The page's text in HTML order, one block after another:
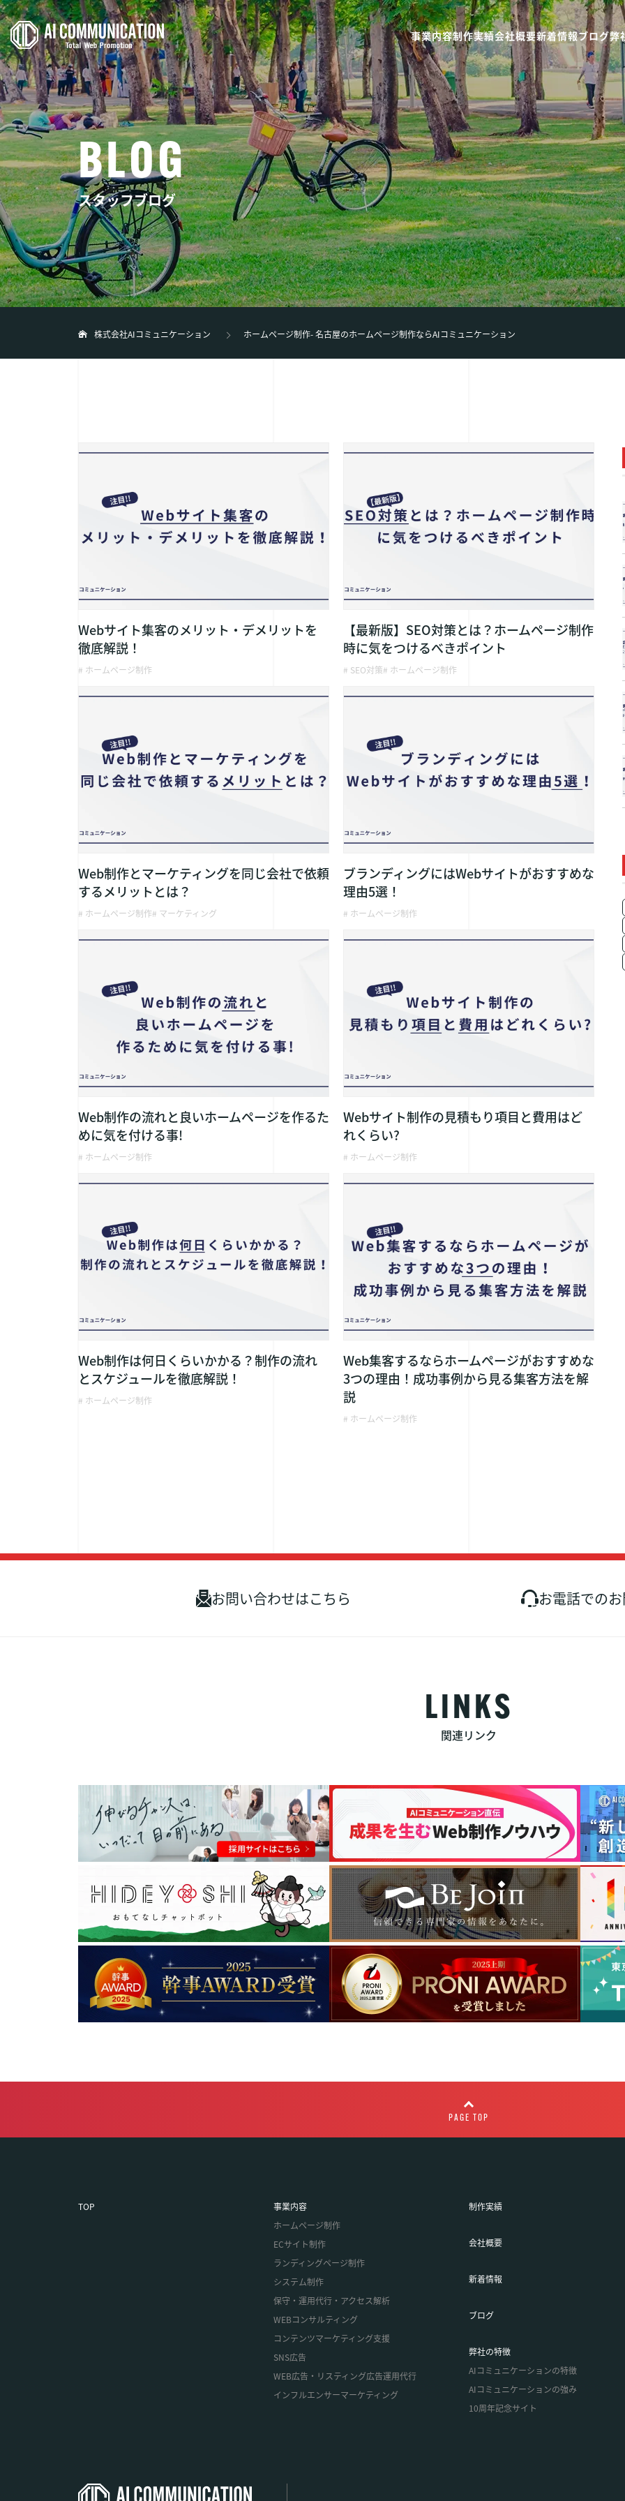
事業内容
ホームページ制作
ECサイト制作
ランディングページ制作
システム制作
保守・運用代行・アクセス解析
WEBコンサルティング
コンテンツマーケティング
SNS広告
WEB広告・リスティング
インフルエンサーマーケ
制作実績会社概要新着情報ブログ弊
AIコミュニケーションの特徴 AIコミュニケーションの強み
TOP
事業内容
ECサイト制作
ランディングページ制作
制作実績
会社概要
新着情報
ブログ
仕事について
エントリー
BLOG
スタッフブログ
株式会社AIコミュニケーション ホームページ制作- 名古屋のホームページ制作ならAIコミュニケーション
Webサイト集客のメリット・デメリットを
徹底解説！
# ホームページ制作
【最新版】SEO対策とは？ホームページ制作
時に気をつけるべきポイント
# SEO対策# ホームページ制作
Web制作とマーケティングを同じ会社で依頼
するメリットとは？
# ホームページ制作# マーケティング
ブランディングにはWebサイトがおすすめな
理由5選！
# ホームページ制作
Web制作の流れと良いホームページを作るた
めに気を付ける事!
# ホームページ制作
Webサイト制作の見積もり項目と費用はど
れくらい?
# ホームページ制作
Web制作は何日くらいかかる？制作の流れ
とスケジュールを徹底解説！
# ホームページ制作
Web集客するならホームページがおすすめな
3つの理由！成功事例から見る集客方法を解
説
# ホームページ制作
お問い合わせはこちら お電話での
LINKS
関連リンク
PAGE TOP
TOP
事業内容
ホームページ制作
ECサイト制作
ランディングページ制作
システム制作
保守・運用代行・アクセス解析
WEBコンサルティング
コンテンツマーケティング支援
SNS広告
WEB広告・リスティング広告運用代行
インフルエンサーマーケティング
制作実績
会社概要
新着情報
ブログ
弊社の特徴
AIコミュニケーションの特徴
AIコミュニケーションの強み
10周年記念サイト